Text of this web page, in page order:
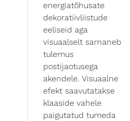
energiatõhusate
dekoratiivliistude
eeliseid aga
visuaalselt sarnaneb
tulemus
postijaotusega
akendele. Visuaalne
efekt saavutatakse
klaaside vahele
paigutatud tumeda